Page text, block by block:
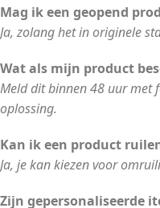
Mag ik een geopend
Ja, zolang het in originele
Wat als mijn product
Meld dit binnen 48 uur met
oplossing.
Kan ik een product
Ja, je kan kiezen voor
Zijn gepersonaliseerde